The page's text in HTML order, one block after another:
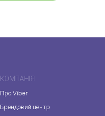
КОМПАНІЯ
Про Viber
Брендовий центр